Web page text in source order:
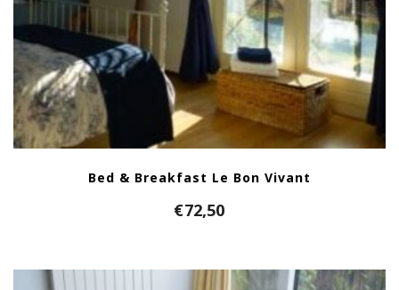
Bed & Breakfast Le Bon Vivant
€72,50